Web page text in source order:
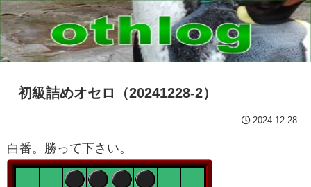
初級詰めオセロ（20241228-2）
2024.12.28
白番。勝って下さい。